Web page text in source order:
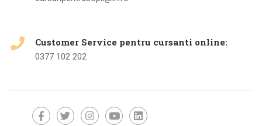
Customer Service pentru cursanti online:
0377 102 202